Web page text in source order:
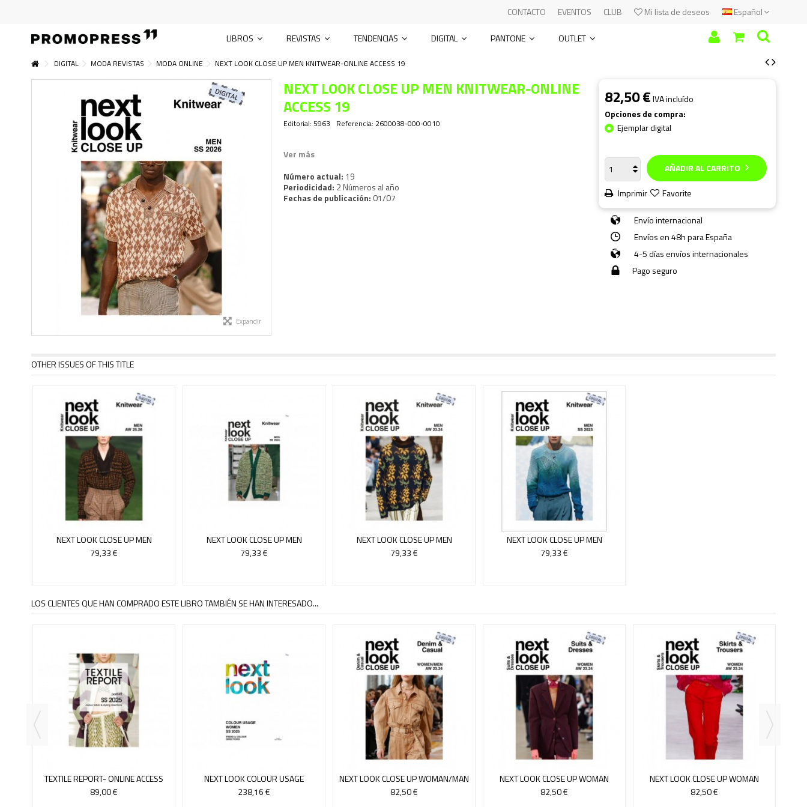
Español
Mi lista de deseos
CLUB
EVENTOS
CONTACTO
LIBROS REVISTAS TENDENCIAS DIGITAL PANTONE OUTLET
DIGITAL MODA REVISTAS MODA ONLINE NEXT LOOK CLOSE UP MEN KNITWEAR-ONLINE ACCESS 19
Expandir
NEXT LOOK CLOSE UP MEN KNITWEAR-ONLINE
ACCESS 19
Editorial: 5963 Referencia: 2600038-000-0010
Ver más
Número actual: 19
Periodicidad: 2 Números al año
Fechas de publicación: 01/07
82,50 €IVA incluído
Opciones de compra:
Ejemplar digital
AÑADIR AL CARRITO
Imprimir
Favorite
Envío internacional
Envíos en 48h para España
4-5 días envíos internacionales
Pago seguro
OTHER ISSUES OF THIS TITLE
NEXT LOOK CLOSE UP MEN
KNITWEAR-ONLINE ACCESS 18
79,33 €
NEXT LOOK CLOSE UP MEN
KNITWEAR-ONLINE ACCESS 15
79,33 €
NEXT LOOK CLOSE UP MEN
KNITWEAR-ONLINE ACCESS 14
79,33 €
NEXT LOOK CLOSE UP MEN
KNITWEAR-ONLINE ACCESS 13
79,33 €
LOS CLIENTES QUE HAN COMPRADO ESTE LIBRO TAMBIÉN SE HAN INTERESADO...
TEXTILE REPORT- ONLINE ACCESS
3/25
89,00 €
NEXT LOOK COLOUR USAGE
WOMAN-ONLINEACCESS+ REVISTA
23
238,16 €
NEXT LOOK CLOSE UP WOMAN/MAN
DENIM-ONLINE ACCES 14
82,50 €
NEXT LOOK CLOSE UP WOMAN
SUITS & DRESSES - ONLINE
VERSION 14
82,50 €
NEXT LOOK CLOSE UP WOMAN
SKIRTS &TROUSERS - VERSION...
82,50 €